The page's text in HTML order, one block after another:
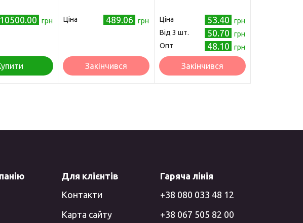
10500.00 грн Ціна 489.06 грн
Закінчився
Ціна 53.40
грн
Від 3 шт.
50.70
грн
Опт
48.10 грн
Закінчився
Для клієнтів
Контакти
Карта сайту
Гаряча лінія
+38 080 033 48 12
+38 067 505 82 00